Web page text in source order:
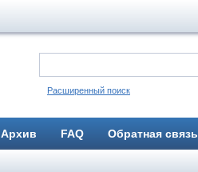
Расширенный поиск
Архив FAQ Обратная связь